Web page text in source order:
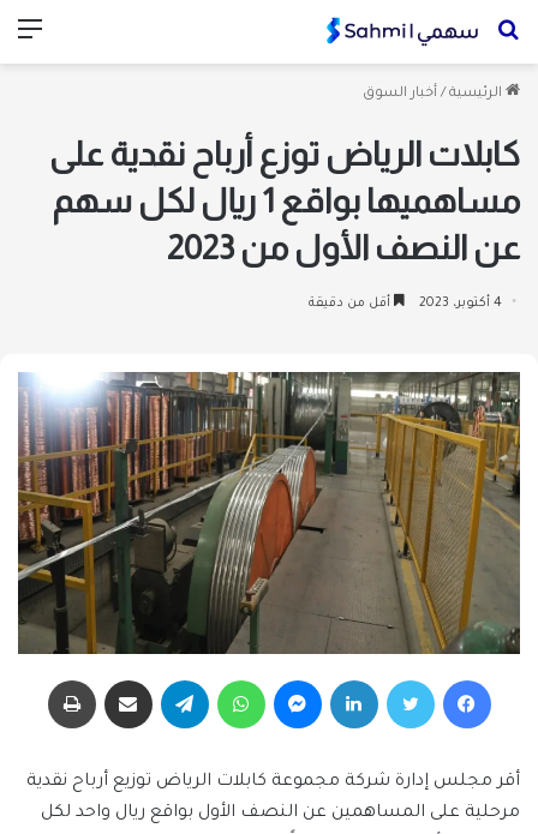
بحث
عن
الرئيسية / أخبار السوق
كابلات الرياض توزع أرباح نقدية على
مساهميها بواقع 1 ريال لكل سهم
عن النصف الأول من 2023
4 أكتوبر، 2023 أقل من دقيقة
فيسبوك تويتر لينكدإن ماسنجر واتساب تيلقرام مشاركة عبر البريد
أقر مجلس إدارة شركة مجموعة كابلات الرياض توزيع أرباح نقدية
مرحلية على المساهمين عن النصف الأول بواقع ريال واحد لكل